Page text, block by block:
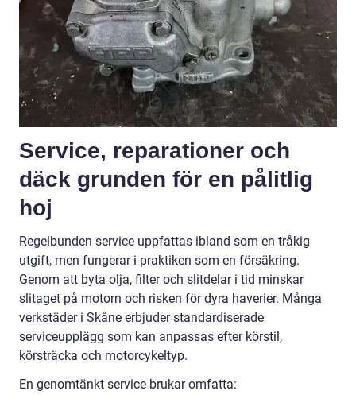
Service, reparationer och
däck grunden för en pålitlig
hoj
Regelbunden service uppfattas ibland som en tråkig
utgift, men fungerar i praktiken som en försäkring.
Genom att byta olja, filter och slitdelar i tid minskar
slitaget på motorn och risken för dyra haverier. Många
verkstäder i Skåne erbjuder standardiserade
serviceupplägg som kan anpassas efter körstil,
körsträcka och motorcykeltyp.
En genomtänkt service brukar omfatta: